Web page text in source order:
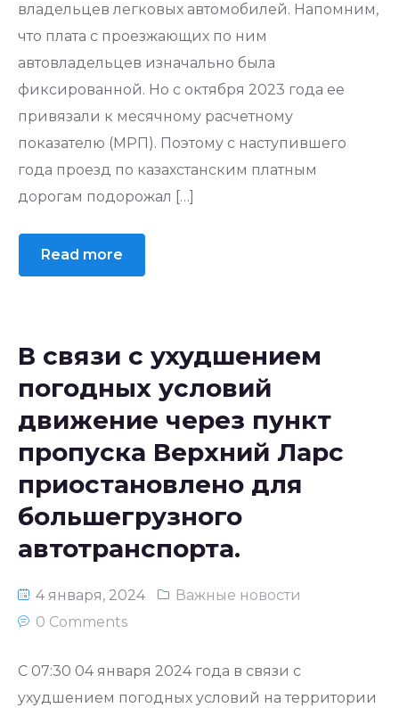
владельцев легковых автомобилей. Напомним,
что плата с проезжающих по ним
автовладельцев изначально была
фиксированной. Но с октября 2023 года ее
привязали к месячному расчетному
показателю (МРП). Поэтому с наступившего
года проезд по казахстанским платным
дорогам подорожал […]
Read more
В связи с ухудшением
погодных условий
движение через пункт
пропуска Верхний Ларс
приостановлено для
большегрузного
автотранспорта.
4 января, 2024
Важные новости
0 Comments
С 07:30 04 января 2024 года в связи с
ухудшением погодных условий на территории